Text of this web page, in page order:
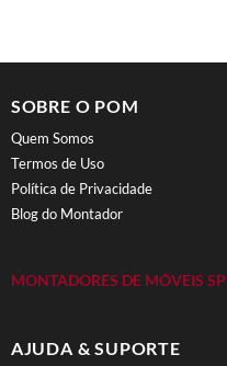
SOBRE O POM
Quem Somos
Termos de Uso
Política de Privacidade
Blog do Montador
MONTADORES DE MÓVEIS SP
AJUDA & SUPORTE